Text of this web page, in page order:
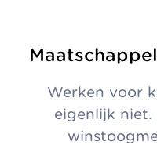
Werken voor
eigenlijk niet.